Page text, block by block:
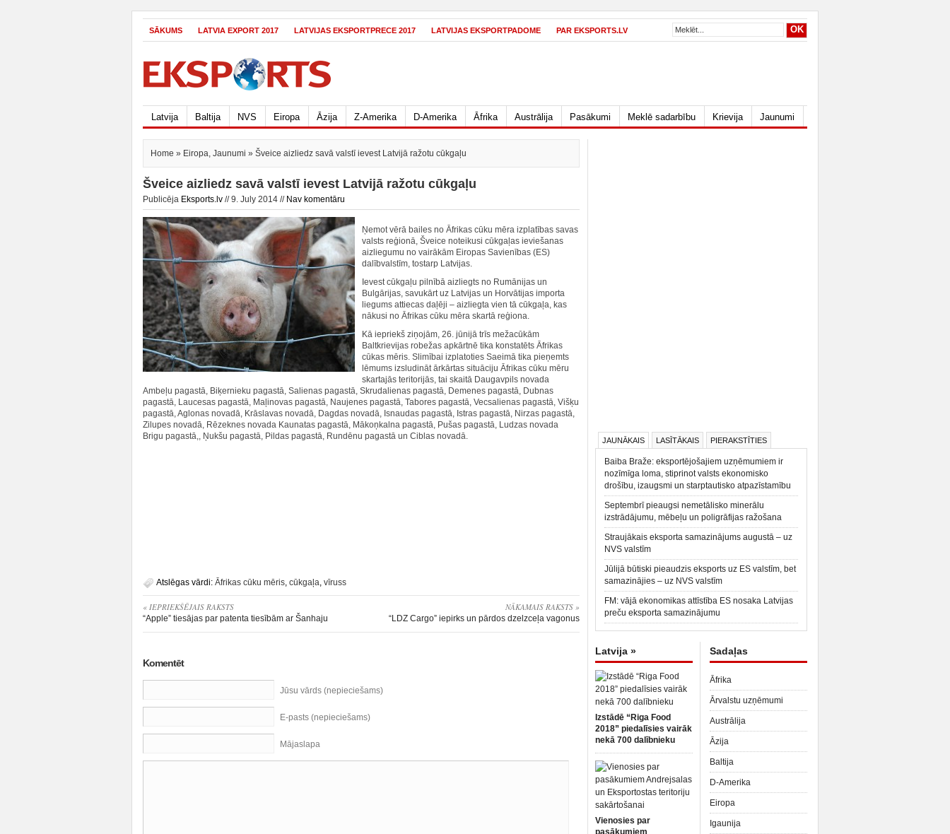
SĀKUMS LATVIA EXPORT 2017 LATVIJAS EKSPORTPRECE 2017 LATVIJAS EKSPORTPADOME PAR EKSPORTS.LV
Latvija Baltija NVS Eiropa Āzija Z-Amerika D-Amerika Āfrika Austrālija Pasākumi Meklē sadarbību Krievija Jaunumi
Home » Eiropa, Jaunumi » Šveice aizliedz savā valstī ievest Latvijā ražotu cūkgaļu
Šveice aizliedz savā valstī ievest Latvijā ražotu cūkgaļu
Publicēja Eksports.lv // 9. July 2014 // Nav komentāru
Ņemot vērā bailes no Āfrikas cūku mēra izplatības savas
valsts reģionā, Šveice noteikusi cūkgaļas ieviešanas
aizliegumu no vairākām Eiropas Savienības (ES)
dalībvalstīm, tostarp Latvijas.
Ievest cūkgaļu pilnībā aizliegts no Rumānijas un
Bulgārijas, savukārt uz Latvijas un Horvātijas importa
liegums attiecas daļēji – aizliegta vien tā cūkgaļa, kas
nākusi no Āfrikas cūku mēra skartā reģiona.
Kā iepriekš ziņojām, 26. jūnijā trīs mežacūkām
Baltkrievijas robežas apkārtnē tika konstatēts Āfrikas
cūkas mēris. Slimībai izplatoties Saeimā tika pieņemts
lēmums izsludināt ārkārtas situāciju Āfrikas cūku mēru
skartajās teritorijās, tai skaitā Daugavpils novada
Ambeļu pagastā, Biķernieku pagastā, Salienas pagastā, Skrudalienas pagastā, Demenes pagastā, Dubnas
pagastā, Laucesas pagastā, Maļinovas pagastā, Naujenes pagastā, Tabores pagastā, Vecsalienas pagastā, Višķu
pagastā, Aglonas novadā, Krāslavas novadā, Dagdas novadā, Isnaudas pagastā, Istras pagastā, Nirzas pagastā,
Zilupes novadā, Rēzeknes novada Kaunatas pagastā, Mākoņkalna pagastā, Pušas pagastā, Ludzas novada
Brigu pagastā,, Ņukšu pagastā, Pildas pagastā, Rundēnu pagastā un Ciblas novadā.
Atslēgas vārdi: Āfrikas cūku mēris, cūkgaļa, vīruss
« IEPRIEKŠĒJAIS RAKSTS
“Apple” tiesājas par patenta tiesībām ar Šanhaju
NĀKAMAIS RAKSTS »
“LDZ Cargo” iepirks un pārdos dzelzceļa vagonus
Komentēt
Jūsu vārds (nepieciešams)
E-pasts (nepieciešams)
Mājaslapa
JAUNĀKAIS LASĪTĀKAIS PIERAKSTĪTIES
Baiba Braže: eksportējošajiem uzņēmumiem ir
nozīmīga loma, stiprinot valsts ekonomisko
drošību, izaugsmi un starptautisko atpazīstamību
Septembrī pieaugsi nemetālisko minerālu
izstrādājumu, mēbeļu un poligrāfijas ražošana
Straujākais eksporta samazinājums augustā – uz
NVS valstīm
Jūlijā būtiski pieaudzis eksports uz ES valstīm, bet
samazinājies – uz NVS valstīm
FM: vājā ekonomikas attīstība ES nosaka Latvijas
preču eksporta samazinājumu
Latvija »
Izstādē “Riga Food
2018” piedalīsies vairāk
nekā 700 dalībnieku
Vienosies par
pasākumiem
Sadaļas
Āfrika
Ārvalstu uzņēmumi
Austrālija
Āzija
Baltija
D-Amerika
Eiropa
Igaunija